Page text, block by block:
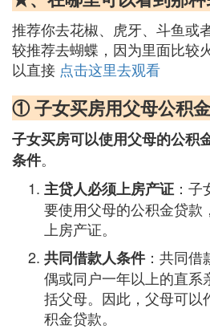
推荐你去花椒、虎牙、斗鱼或
较推荐去蝴蝶，因为里面比较
以直接 点击这里去观看
① 子女买房用父母公积
子女买房可以使用父母的公积
条件。
主贷人必须上房产证 ：
要使用父母的公积金贷款
上房产证。
共同借款人条件：共同借
偶或同户一年以上的直系
括父母。因此，父母可以
积金贷款。